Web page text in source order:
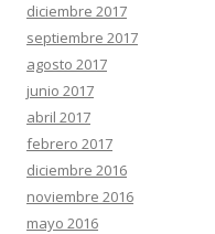
diciembre 2017
septiembre 2017
agosto 2017
junio 2017
abril 2017
febrero 2017
diciembre 2016
noviembre 2016
mayo 2016